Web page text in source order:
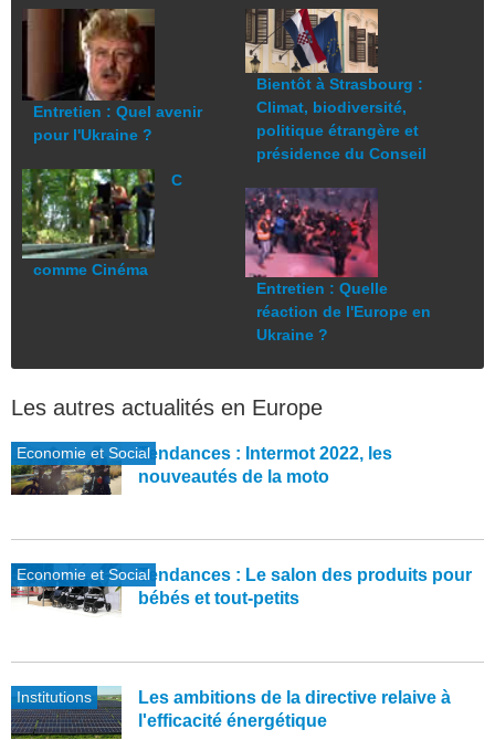
Entretien : Quel avenir
pour l'Ukraine ?
C
comme Cinéma
Bientôt à Strasbourg :
Climat, biodiversité,
politique étrangère et
présidence du Conseil
Entretien : Quelle
réaction de l'Europe en
Ukraine ?
Les autres actualités en Europe
Economie et SocialTendances : Intermot 2022, les
nouveautés de la moto
Economie et SocialTendances : Le salon des produits pour
bébés et tout-petits
Institutions
Les ambitions de la directive relaive à
l'efficacité énergétique